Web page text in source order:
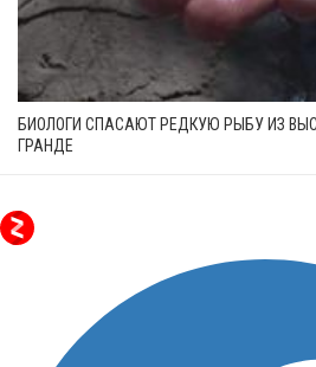
БИОЛОГИ СПАСАЮТ РЕДКУЮ РЫБУ ИЗ
ГРАНДЕ